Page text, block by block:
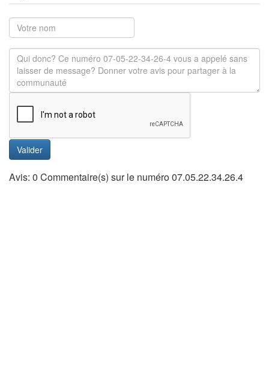
Valider
Avis: 0 Commentaire(s) sur le numéro 07.05.22.34.26.4